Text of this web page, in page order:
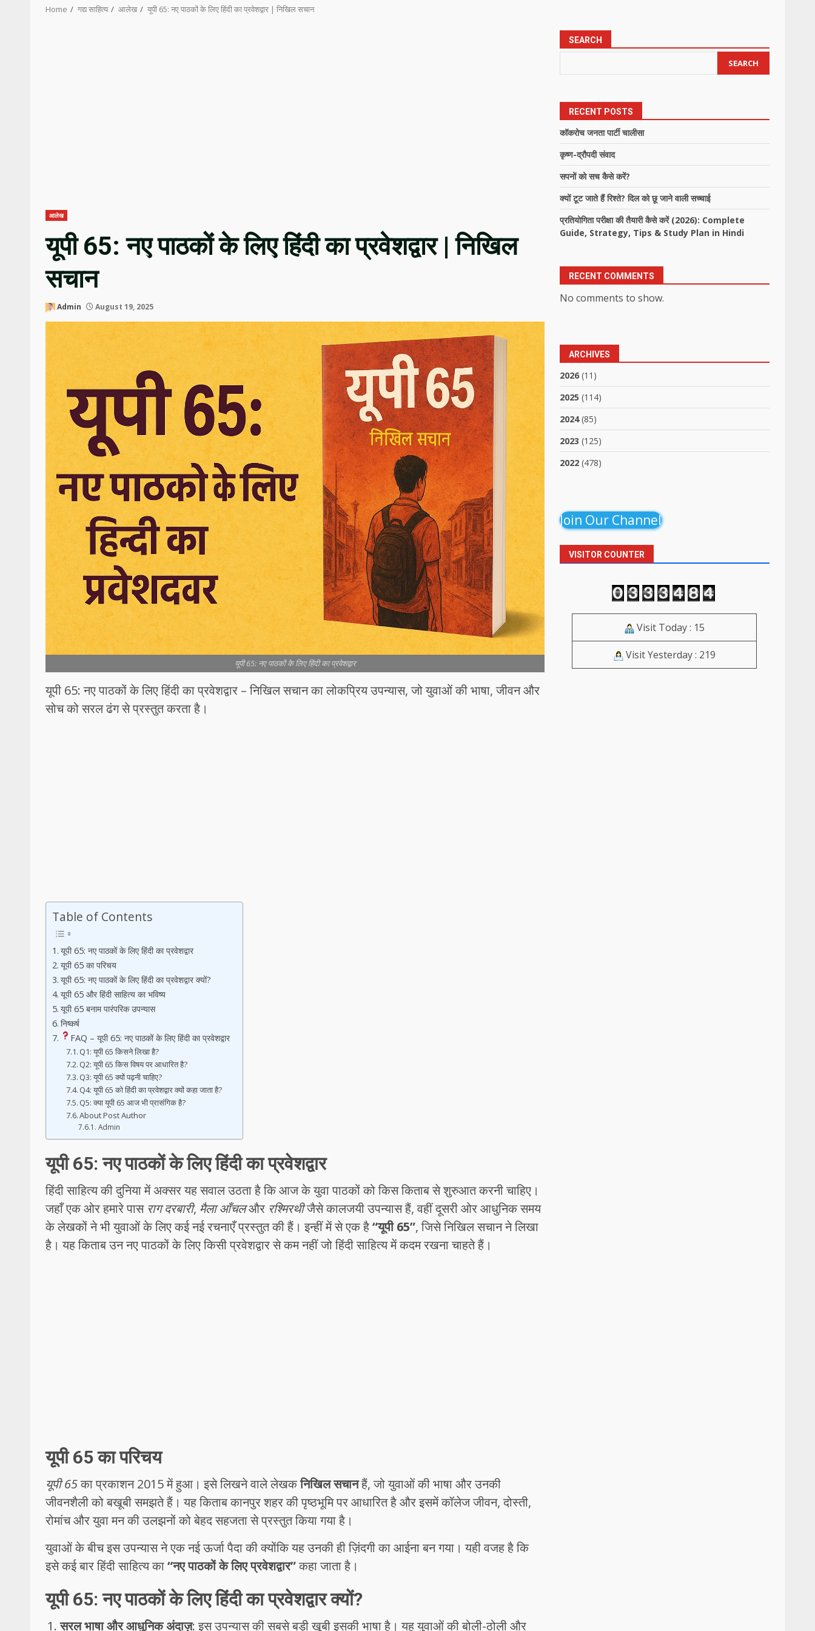
Home गद्य साहित्य आलेख यूपी 65: नए पाठकों के लिए हिंदी का प्रवेशद्वार | निखिल सचान
आलेख
यूपी 65: नए पाठकों के लिए हिंदी का प्रवेशद्वार | निखिल
सचान
Admin August 19, 2025
यूपी 65: नए पाठकों के लिए हिंदी का प्रवेशद्वार
यूपी 65: नए पाठकों के लिए हिंदी का प्रवेशद्वार – निखिल सचान का लोकप्रिय उपन्यास, जो युवाओं की भाषा, जीवन और
सोच को सरल ढंग से प्रस्तुत करता है।
Table of Contents
यूपी 65: नए पाठकों के लिए हिंदी का प्रवेशद्वार
यूपी 65 का परिचय
यूपी 65: नए पाठकों के लिए हिंदी का प्रवेशद्वार क्यों?
यूपी 65 और हिंदी साहित्य का भविष्य
यूपी 65 बनाम पारंपरिक उपन्यास
निष्कर्ष
FAQ – यूपी 65: नए पाठकों के लिए हिंदी का प्रवेशद्वार
Q1: यूपी 65 किसने लिखा है?
Q2: यूपी 65 किस विषय पर आधारित है?
Q3: यूपी 65 क्यों पढ़नी चाहिए?
Q4: यूपी 65 को हिंदी का प्रवेशद्वार क्यों कहा जाता है?
Q5: क्या यूपी 65 आज भी प्रासंगिक है?
About Post Author
Admin
यूपी 65: नए पाठकों के लिए हिंदी का प्रवेशद्वार
हिंदी साहित्य की दुनिया में अक्सर यह सवाल उठता है कि आज के युवा पाठकों को किस किताब से शुरुआत करनी चाहिए।
जहाँ एक ओर हमारे पास राग दरबारी, मैला आँचलऔर रश्मिरथीजैसे कालजयी उपन्यास हैं, वहीं दूसरी ओर आधुनिक समय
के लेखकों ने भी युवाओं के लिए कई नई रचनाएँ प्रस्तुत की हैं। इन्हीं में से एक है“यूपी 65”, जिसे निखिल सचान ने लिखा
है। यह किताब उन नए पाठकों के लिए किसी प्रवेशद्वार से कम नहीं जो हिंदी साहित्य में कदम रखना चाहते हैं।
यूपी 65 का परिचय
यूपी 65का प्रकाशन 2015 में हुआ। इसे लिखने वाले लेखकनिखिल सचानहैं, जो युवाओं की भाषा और उनकी
जीवनशैली को बखूबी समझते हैं। यह किताब कानपुर शहर की पृष्ठभूमि पर आधारित है और इसमें कॉलेज जीवन, दोस्ती,
रोमांच और युवा मन की उलझनों को बेहद सहजता से प्रस्तुत किया गया है।
युवाओं के बीच इस उपन्यास ने एक नई ऊर्जा पैदा की क्योंकि यह उनकी ही ज़िंदगी का आईना बन गया। यही वजह है कि
इसे कई बार हिंदी साहित्य का“नए पाठकों के लिए प्रवेशद्वार”कहा जाता है।
यूपी 65: नए पाठकों के लिए हिंदी का प्रवेशद्वार क्यों?
सरल भाषा और आधुनिक अंदाज़: इस उपन्यास की सबसे बड़ी खूबी इसकी भाषा है। यह युवाओं की बोली-ठोली और
SEARCH
SEARCH
RECENT POSTS
कॉकरोच जनता पार्टी चालीसा
कृष्ण-द्रौपदी संवाद
सपनों को सच कैसे करें?
क्यों टूट जाते हैं रिश्ते? दिल को छू जाने वाली सच्चाई
प्रतियोगिता परीक्षा की तैयारी कैसे करें (2026): Complete
Guide, Strategy, Tips & Study Plan in Hindi
RECENT COMMENTS
No comments to show.
ARCHIVES
2026 (11)
2025 (114)
2024(85)
2023 (125)
2022 (478)
Join Our Channel
VISITOR COUNTER
Visit Today : 15
Visit Yesterday : 219